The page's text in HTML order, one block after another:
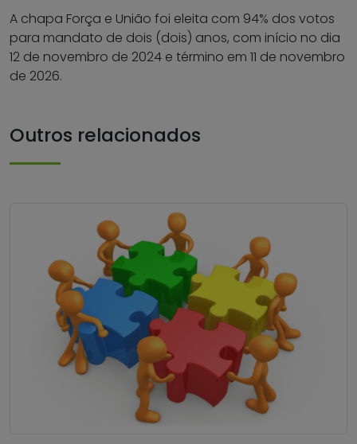
A chapa Força e União foi eleita com 94% dos votos
para mandato de dois (dois) anos, com início no dia
12 de novembro de 2024 e término em 11 de novembro
de 2026.
Outros relacionados